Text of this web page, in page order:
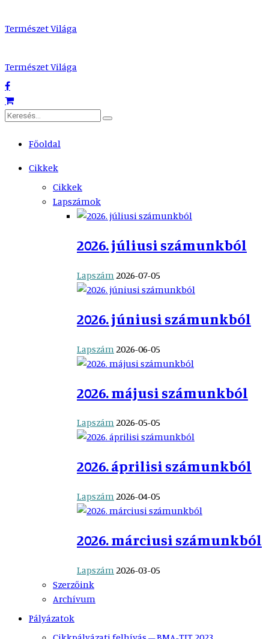
Természet Világa
Természet Világa
Főoldal
Cikkek
Cikkek
Lapszámok
2026. júliusi számunkból
Lapszám 2026-07-05
2026. júniusi számunkból
Lapszám 2026-06-05
2026. májusi számunkból
Lapszám2026-05-05
2026. áprilisi számunkból
Lapszám2026-04-05
2026. márciusi számunkból
Lapszám2026-03-05
Szerzőink
Archívum
Pályázatok